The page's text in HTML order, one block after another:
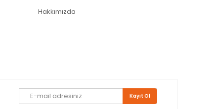
Hakkımızda
Kayıt Ol